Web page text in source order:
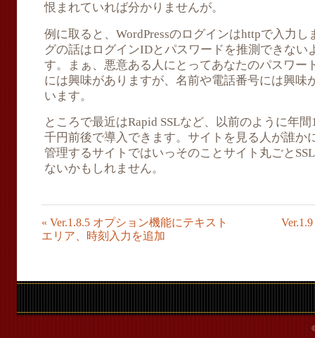
恨まれていれば分かりませんが。
例に取ると、WordPressのログインはhttpで入力
グの話はログインIDとパスワードを推測できない
す。まぁ、悪意ある人にとってあなたのパスワー
には興味がありますが、名前や電話番号には興味
います。
ところで最近はRapid SSLなど、以前のように年
千円前後で導入できます。サイトを見る人が誰か
管理するサイトではいっそのことサイト丸ごと
ないかもしれません。
« Ver.1.8.5 オプション機能にテキスト
エリア、時刻入力を追加